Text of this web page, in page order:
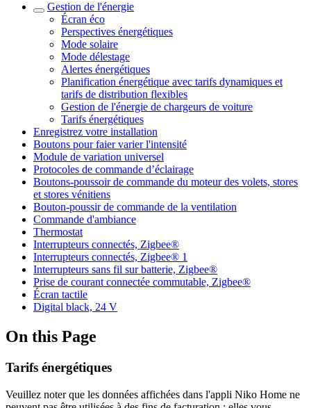
Gestion de l'énergie
Écran éco
Perspectives énergétiques
Mode solaire
Mode délestage
Alertes énergétiques
Planification énergétique avec tarifs dynamiques et
tarifs de distribution flexibles
Gestion de l'énergie de chargeurs de voiture
Tarifs énergétiques
Enregistrez votre installation
Boutons pour faier varier l'intensité
Module de variation universel
Protocoles de commande d’éclairage
Boutons-poussoir de commande du moteur des volets, stores
et stores vénitiens
Bouton-poussir de commande de la ventilation
Commande d'ambiance
Thermostat
Interrupteurs connectés, Zigbee®
Interrupteurs connectés, Zigbee® 1
Interrupteurs sans fil sur batterie, Zigbee®
Prise de courant connectée commutable, Zigbee®
Écran tactile
Digital black, 24 V
On this Page
Tarifs énergétiques
Veuillez noter que les données affichées dans l'appli Niko Home ne